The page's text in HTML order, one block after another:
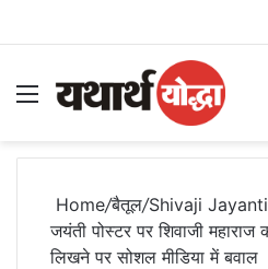
Menu
Home/बैतूल/Shivaji Jayanti
जयंती पोस्टर पर शिवाजी
लिखने पर सोशल मीडिया में बवाल